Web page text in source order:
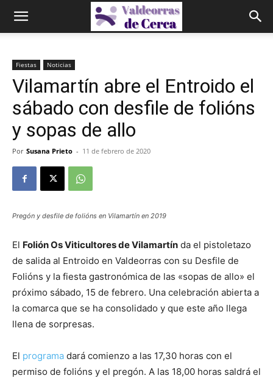
Fiestas Noticias
Vilamartín abre el Entroido el
sábado con desfile de folións
y sopas de allo
Por Susana Prieto - 11 de febrero de 2020
Pregón y desfile de folións en Vilamartín en 2019
El Folión Os Viticultores de Vilamartín da el pistoletazo
de salida al Entroido en Valdeorras con su Desfile de
Folións y la fiesta gastronómica de las «sopas de allo» el
próximo sábado, 15 de febrero. Una celebración abierta a
la comarca que se ha consolidado y que este año llega
llena de sorpresas.
El programa dará comienzo a las 17,30 horas con el
permiso de folións y el pregón. A las 18,00 horas saldrá el